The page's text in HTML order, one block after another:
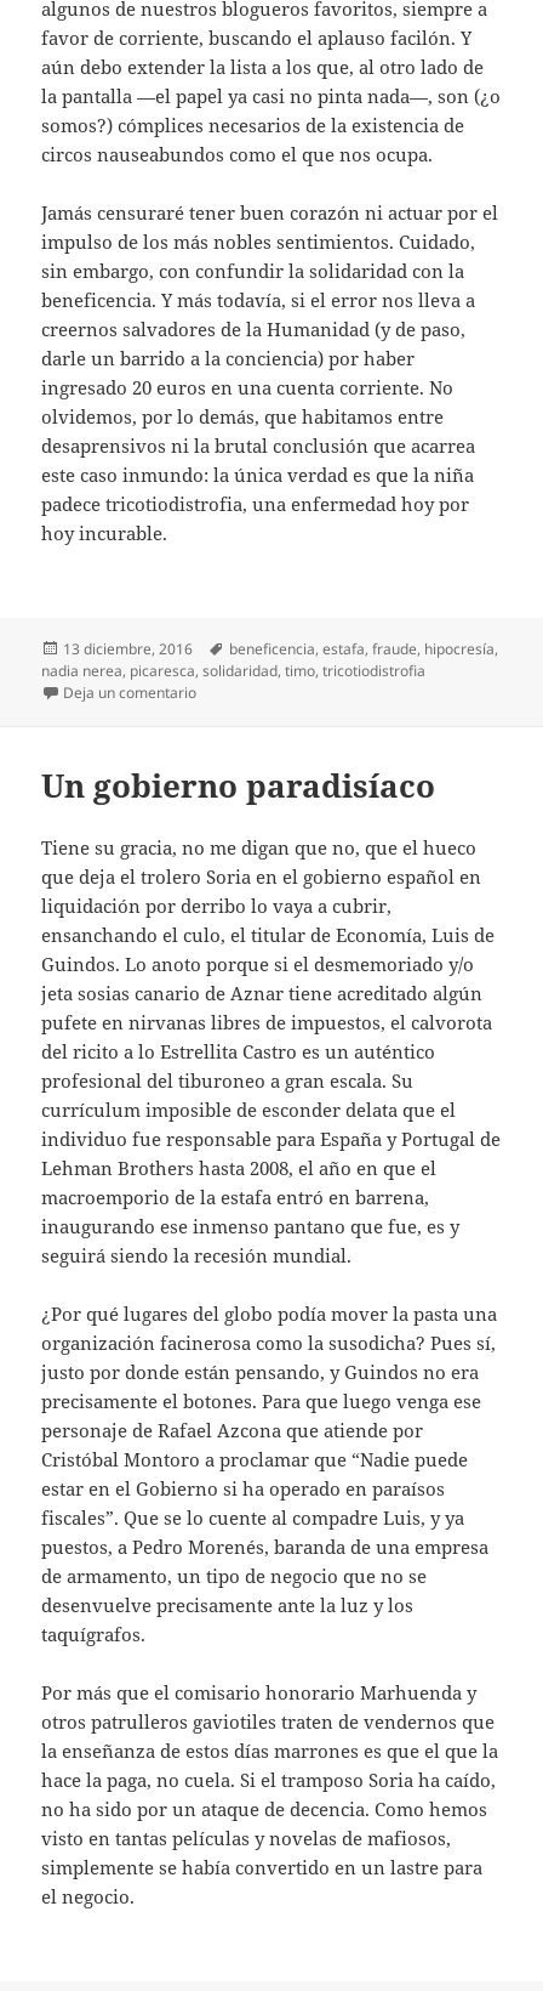
algunos de nuestros blogueros favoritos, siempre a
favor de corriente, buscando el aplauso facilón. Y
aún debo extender la lista a los que, al otro lado de
la pantalla —el papel ya casi no pinta nada—, son (¿o
somos?) cómplices necesarios de la existencia de
circos nauseabundos como el que nos ocupa.
Jamás censuraré tener buen corazón ni actuar por el
impulso de los más nobles sentimientos. Cuidado,
sin embargo, con confundir la solidaridad con la
beneficencia. Y más todavía, si el error nos lleva a
creernos salvadores de la Humanidad (y de paso,
darle un barrido a la conciencia) por haber
ingresado 20 euros en una cuenta corriente. No
olvidemos, por lo demás, que habitamos entre
desaprensivos ni la brutal conclusión que acarrea
este caso inmundo: la única verdad es que la niña
padece tricotiodistrofia, una enfermedad hoy por
hoy incurable.
Publicado
el
13 diciembre, 2016 Etiquetas
beneficencia,estafa,fraude, hipocresía,
nadia nerea, picaresca,solidaridad,timo,tricotiodistrofia
Deja un comentarioen Los padres de Nadia
Un gobierno paradisíaco
Tiene su gracia, no me digan que no, que el hueco
que deja el trolero Soria en el gobierno español en
liquidación por derribo lo vaya a cubrir,
ensanchando el culo, el titular de Economía, Luis de
Guindos. Lo anoto porque si el desmemoriado y/o
jeta sosias canario de Aznar tiene acreditado algún
pufete en nirvanas libres de impuestos, el calvorota
del ricito a lo Estrellita Castro es un auténtico
profesional del tiburoneo a gran escala. Su
currículum imposible de esconder delata que el
individuo fue responsable para España y Portugal de
Lehman Brothers hasta 2008, el año en que el
macroemporio de la estafa entró en barrena,
inaugurando ese inmenso pantano que fue, es y
seguirá siendo la recesión mundial.
¿Por qué lugares del globo podía mover la pasta una
organización facinerosa como la susodicha? Pues sí,
justo por donde están pensando, y Guindos no era
precisamente el botones. Para que luego venga ese
personaje de Rafael Azcona que atiende por
Cristóbal Montoro a proclamar que “Nadie puede
estar en el Gobierno si ha operado en paraísos
fiscales”. Que se lo cuente al compadre Luis, y ya
puestos, a Pedro Morenés, baranda de una empresa
de armamento, un tipo de negocio que no se
desenvuelve precisamente ante la luz y los
taquígrafos.
Por más que el comisario honorario Marhuenda y
otros patrulleros gaviotiles traten de vendernos que
la enseñanza de estos días marrones es que el que la
hace la paga, no cuela. Si el tramposo Soria ha caído,
no ha sido por un ataque de decencia. Como hemos
visto en tantas películas y novelas de mafiosos,
simplemente se había convertido en un lastre para
el negocio.